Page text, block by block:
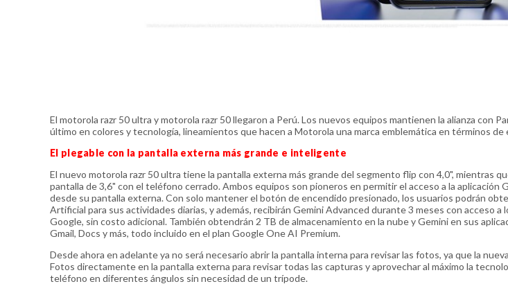
El motorola razr 50 ultra y motorola razr 50 llegaron a Perú. Los nuevos equipos mantienen la alianza con
último en colores y tecnología, lineamientos que hacen a Motorola una marca emblemática en términos de
El plegable con la pantalla externa más grande e inteligente
El nuevo motorola razr 50 ultra tiene la pantalla externa más grande del segmento flip con 4,0", mientras
pantalla de 3,6" con el teléfono cerrado. Ambos equipos son pioneros en permitir el acceso a la aplicación
desde su pantalla externa. Con solo mantener el botón de encendido presionado, los usuarios podrán
Artificial para sus actividades diarias, y además, recibirán Gemini Advanced durante 3 meses con acceso a
Google, sin costo adicional. También obtendrán 2 TB de almacenamiento en la nube y Gemini en sus
Gmail, Docs y más, todo incluido en el plan Google One AI Premium.
Desde ahora en adelante ya no será necesario abrir la pantalla interna para revisar las fotos, ya que la
Fotos directamente en la pantalla externa para revisar todas las capturas y aprovechar al máximo la
teléfono en diferentes ángulos sin necesidad de un trípode.